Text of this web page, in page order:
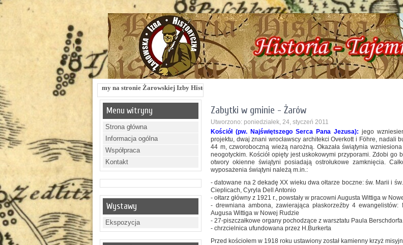
Witamy na stronie Żarowskiej Izby Historycznej !!! Żarowska Izba Historyczna, ul. Dworcowa 3 !!! e-mail: izbazarow@wp.pl, tel.
Menu witryny
Strona główna
Informacja ogólna
Współpraca
Kontakt
Wystawy
Ekspozycja
Zabytki w gminie - Żarów
Utworzono: poniedziałek, 24, styczeń 2011
Kościół (pw. Najświętszego Serca Pana Jezusa): jego
projektu, dwaj znani wrocławscy architekci Overkott i Föhre, nadali
44 m, czworoboczną wieżą narożną. Okazała świątynia
neogotyckim. Kościół opięty jest uskokowymi przyporami. Zdobi go
otwory okienne świątyni posiadają ostrołukowe zamknięcia.
wyposażenia świątyni należą m.in.:
- datowane na 2 dekadę XX wieku dwa ołtarze boczne: św. Marii i
Cieplicach, Cyryla Dell Antonio
- ołtarz główny z 1921 r., powstały w pracowni Augusta Wittiga w
- drewniana ambona, zawierająca płaskorzeźby 4
Augusa Wittiga w Nowej Rudzie
- 27-piszczałkowe organy pochodzące z warsztatu Paula
- chrzcielnica ufundowana przez H.Burkerta
Przed kościołem w 1918 roku ustawiony został kamienny krzyż